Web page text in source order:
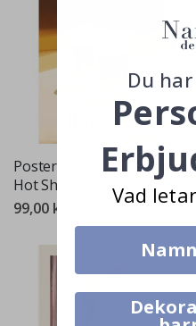
Poster - Galliano Vanilla
Hot Shot
99,00 kr
Du
Vad